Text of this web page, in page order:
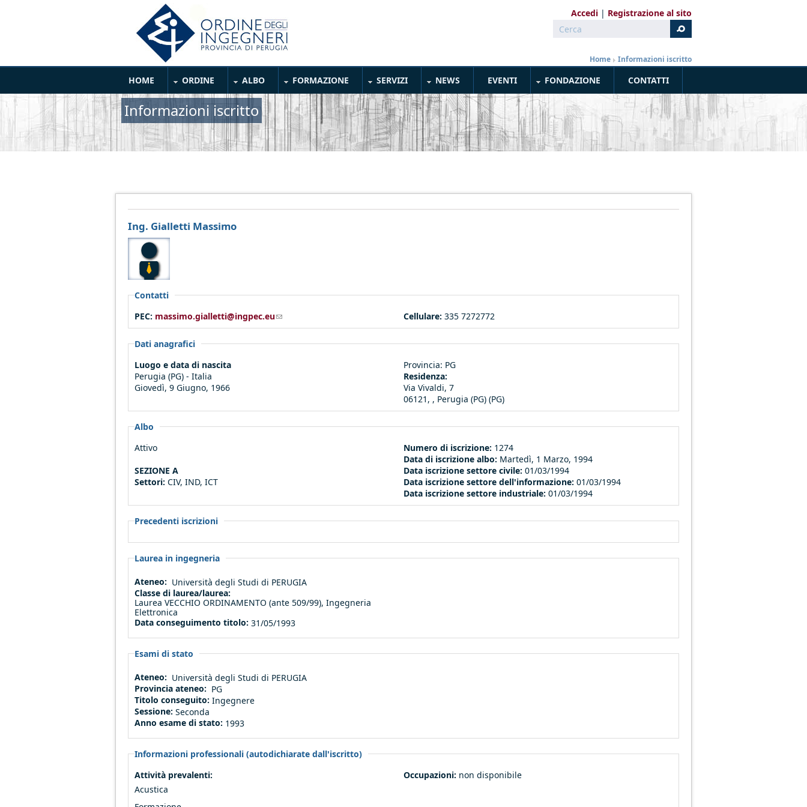
Accedi Registrazione al sito
Form di ricerca
Cerca
Home » Informazioni iscritto
Main Menu
HOME ORDINE ALBO FORMAZIONE SERVIZI NEWS EVENTI FONDAZIONE CONTATTI
Informazioni iscritto
Ing. Gialletti Massimo
Contatti
PEC: massimo.gialletti@ingpec.eu(link sends e-mail) Cellulare: 335 7272772
Dati anagrafici
Luogo e data di nascita
Perugia (PG) - Italia
Giovedì, 9 Giugno, 1966
Provincia: PG
Residenza:
Via Vivaldi, 7
06121, , Perugia (PG) (PG)
Albo
Attivo
Numero di iscrizione: 1274
Data di iscrizione albo: Martedì, 1 Marzo, 1994
SEZIONE A
Settori: CIV, IND, ICT
Data iscrizione settore civile: 01/03/1994
Data iscrizione settore dell'informazione: 01/03/1994
Data iscrizione settore industriale: 01/03/1994
Precedenti iscrizioni
Laurea in ingegneria
Ateneo: Università degli Studi di PERUGIA
Classe di laurea/laurea:
Laurea VECCHIO ORDINAMENTO (ante 509/99), Ingegneria
Elettronica
Data conseguimento titolo: 31/05/1993
Esami di stato
Ateneo: Università degli Studi di PERUGIA
Provincia ateneo: PG
Titolo conseguito: Ingegnere
Sessione: Seconda
Anno esame di stato: 1993
Informazioni professionali (autodichiarate dall'iscritto)
Attività prevalenti:
Acustica
Occupazioni: non disponibile